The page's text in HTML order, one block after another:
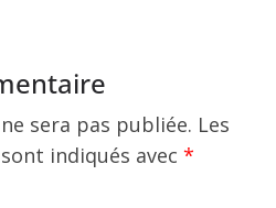
sera pas publiée. Les
indiqués avec *